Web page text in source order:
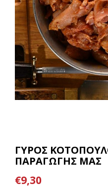
ΓΥΡΟΣ
ΠΑΡΑΓΩΓΗΣ ΜΑΣ
€9,30